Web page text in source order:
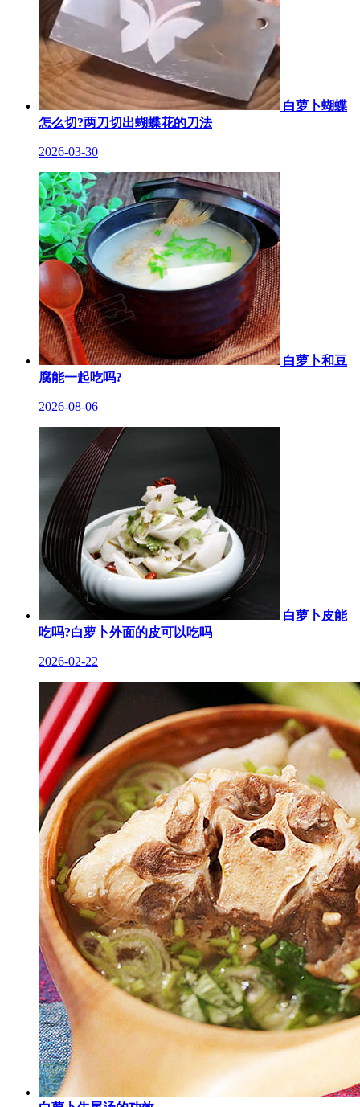
白萝卜蝴蝶
怎么切?两刀切出蝴蝶花的刀法
2026-03-30
白萝卜和豆
腐能一起吃吗?
2026-08-06
白萝卜皮能
吃吗?白萝卜外面的皮可以吃吗
2026-02-22